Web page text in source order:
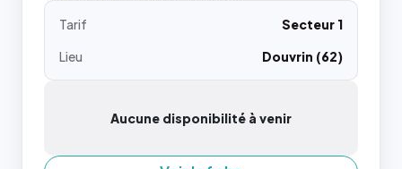
Tarif
Secteur 1
Lieu
Douvrin (62)
Aucune disponibilité à venir